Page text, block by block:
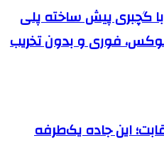
با گچبری پیش ساخته پلی
لوکس، فوری و بدون تخریب
رقابت؛ این جاده یک‌طرفه